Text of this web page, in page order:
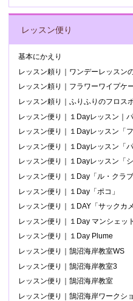
レッスン便り
基本にかえり
レッスン頼り｜ワンデーレッスン
レッスン頼り｜フラワーワイプケ
レッスン頼り｜ふりふりのフロス
レッスン便り｜１Dayレッスン｜
レッスン便り｜１Dayレッスン「
レッスン便り｜１Dayレッスン「パ
レッスン便り｜１Dayレッスン「
レッスン便り｜１Day「ル・クラブ
レッスン便り｜１Day「ポコ」
レッスン便り｜１DAY「サックカ
レッスン便り｜１Day マンシェット
レッスン便り｜１Day Plume
レッスン便り｜鵠沼海岸教室WS
レッスン便り｜鵠沼海岸教室3
レッスン便り｜鵠沼海岸教室
レッスン便り｜鵠沼海岸ワークシ